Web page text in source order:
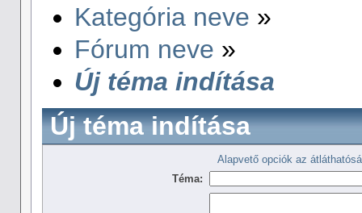
Kategória neve »
Fórum neve »
Új téma indítása
Új téma indítása
Alapvető opciók az
Téma: